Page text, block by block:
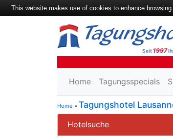
Seit 1997
Home Tagungsspecials
Home » Tagungshotel
Hotelsuche
This website makes use of cookies to enhance